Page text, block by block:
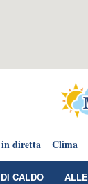
diretta Clima
CALDO